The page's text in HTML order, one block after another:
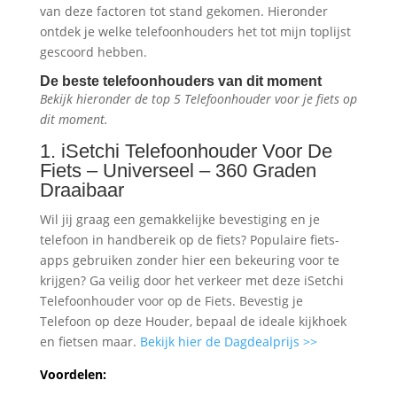
van deze factoren tot stand gekomen. Hieronder
ontdek je welke telefoonhouders het tot mijn toplijst
gescoord hebben.
De beste telefoonhouders van dit moment
Bekijk hieronder de top 5 Telefoonhouder voor je fiets op
dit moment.
1. iSetchi Telefoonhouder Voor De
Fiets – Universeel – 360 Graden
Draaibaar
Wil jij graag een gemakkelijke bevestiging en je
telefoon in handbereik op de fiets? Populaire fiets-
apps gebruiken zonder hier een bekeuring voor te
krijgen? Ga veilig door het verkeer met deze iSetchi
Telefoonhouder voor op de Fiets. Bevestig je
Telefoon op deze Houder, bepaal de ideale kijkhoek
en fietsen maar. Bekijk hier de Dagdealprijs >>
Voordelen: